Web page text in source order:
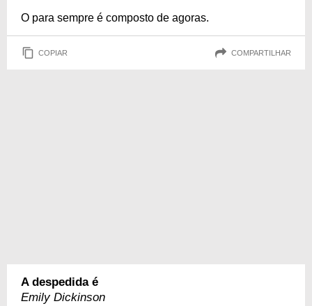
O para sempre é composto de agoras.
COPIAR COMPARTILHAR
A despedida é
Emily Dickinson